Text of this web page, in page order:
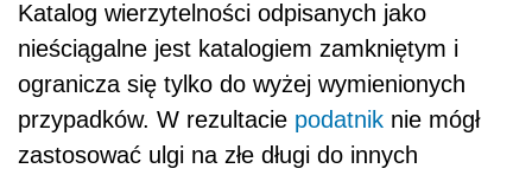
Katalog wierzytelności odpisanych jako
nieściągalne jest katalogiem zamkniętym i
ogranicza się tylko do wyżej wymienionych
przypadków. W rezultacie podatnik nie mógł
zastosować ulgi na złe długi do innych